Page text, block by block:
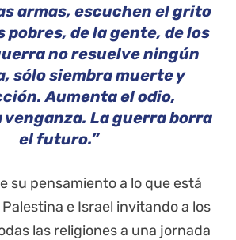
armas, escuchen el grito
pobres, de la gente, de los
no resuelve ningún
sólo siembra muerte y
Aumenta el odio,
La guerra borra
el futuro.”
su pensamiento a lo que está
e Israel invitando a los
las religiones a una jornada